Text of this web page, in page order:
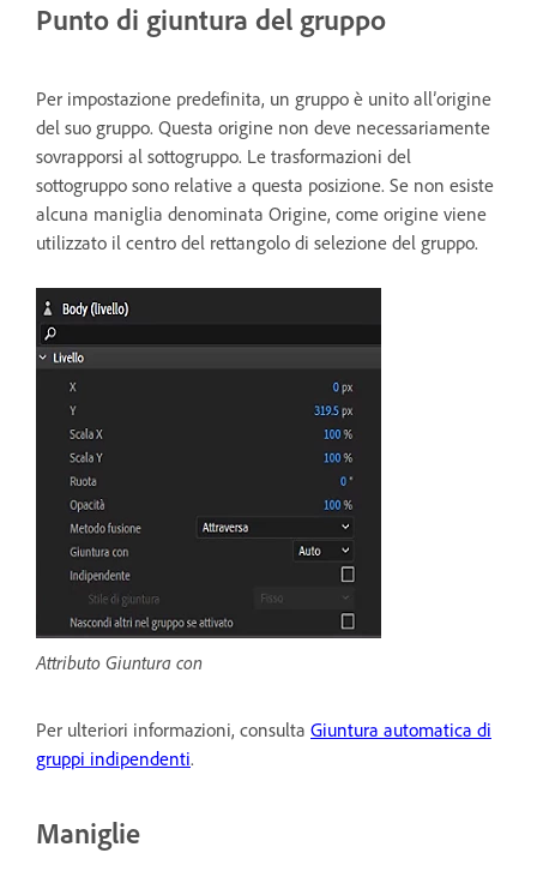
Punto di giuntura del gruppo
Per impostazione predefinita, un gruppo è unito all’origine
del suo gruppo. Questa origine non deve necessariamente
sovrapporsi al sottogruppo. Le trasformazioni del
sottogruppo sono relative a questa posizione. Se non esiste
alcuna maniglia denominata Origine, come origine viene
utilizzato il centro del rettangolo di selezione del gruppo.
Attributo Giuntura con
Per ulteriori informazioni, consulta Giuntura automatica di
gruppi indipendenti.
Maniglie